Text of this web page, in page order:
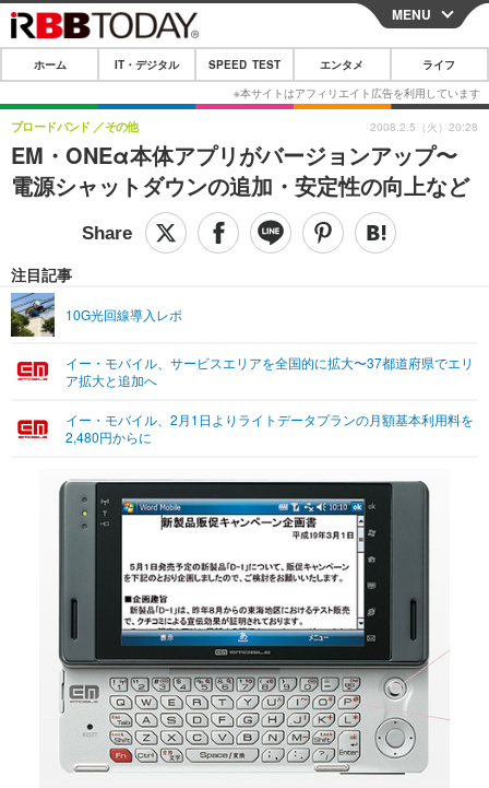
CLOSE
ホーム
IT・デジタル
IT・デジタルTOP スマートフォン
ショッピング その他
SPEED TEST
エンタメTOP 映画・ドラマ
グラビア
ショッピング その他
ライフTOP
その他
リリース一覧
MENU
ホーム IT・デジタル SPEED TEST エンタメ ライフ
EM・ONEα本体アプリがバージョンアップ〜
電源シャットダウンの追加・安定性の向上など
ブロードバンド その他
注目記事
10G光回線導入レポ
イー・モバイル、サービスエリアを全国的に拡大〜37都道府県でエリ
ア拡大と追加へ
イー・モバイル、2月1日よりライトデータプランの月額基本利用料を
2,480円からに
2008.2.5（火）20:28